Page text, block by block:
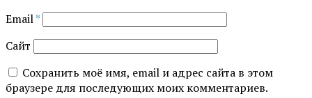
Email*
Сайт
Сохранить моё имя, email и адрес сайта в этом
браузере для последующих моих комментариев.